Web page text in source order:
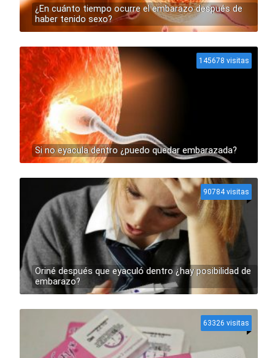
¿En cuánto tiempo ocurre el embarazo después de
haber tenido sexo?
Si no eyacula dentro ¿puedo quedar embarazada?
145678 visitas
Oriné después que eyaculó dentro ¿hay posibilidad de
embarazo?
90784 visitas
63326 visitas